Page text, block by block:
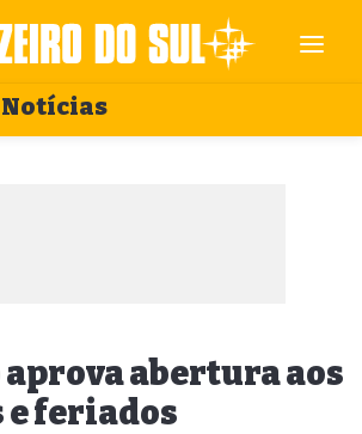
Notícias
abertura aos
e feriados